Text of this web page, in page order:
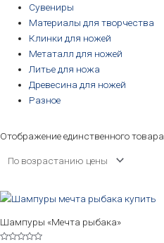
Сувениры
Материалы для творчества
Клинки для ножей
Метаталл для ножей
Литье для ножа
Древесина для ножей
Разное
Отображение единственного товара
Шампуры «Мечта рыбака»